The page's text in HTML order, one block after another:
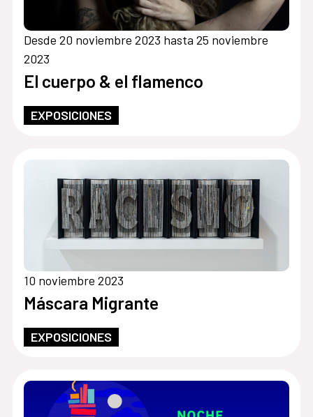
Desde 20 noviembre 2023 hasta 25 noviembre
2023
El cuerpo & el flamenco
EXPOSICIONES
10 noviembre 2023
Máscara Migrante
EXPOSICIONES